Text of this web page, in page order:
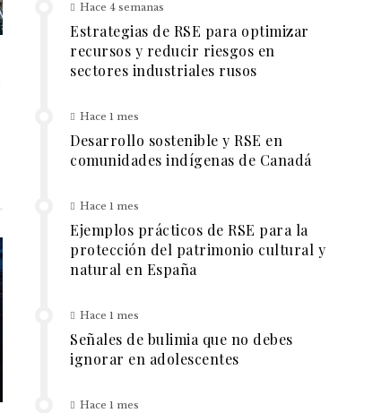
Hace 4 semanas
Estrategias de RSE para optimizar
recursos y reducir riesgos en
sectores industriales rusos
Hace 1 mes
Desarrollo sostenible y RSE en
comunidades indígenas de Canadá
Hace 1 mes
Ejemplos prácticos de RSE para la
protección del patrimonio cultural y
natural en España
Hace 1 mes
Señales de bulimia que no debes
ignorar en adolescentes
Hace 1 mes